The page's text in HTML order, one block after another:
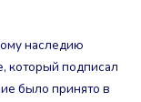
наследию
который подписал
было принято в